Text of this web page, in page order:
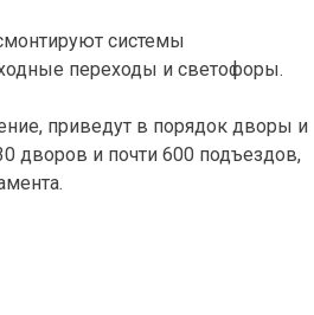
системы
переходы и светофоры.
приведут в порядок дворы и
дворов и почти 600 подъездов,